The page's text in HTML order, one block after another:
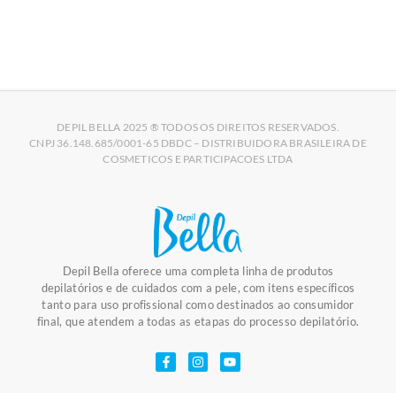
DEPIL BELLA 2025 ® TODOS OS DIREITOS RESERVADOS.
CNPJ 36.148.685/0001-65 DBDC – DISTRIBUIDORA BRASILEIRA DE
COSMETICOS E PARTICIPACOES LTDA
Depil Bella oferece uma completa linha de produtos
depilatórios e de cuidados com a pele, com itens específicos
tanto para uso profissional como destinados ao consumidor
final, que atendem a todas as etapas do processo depilatório.